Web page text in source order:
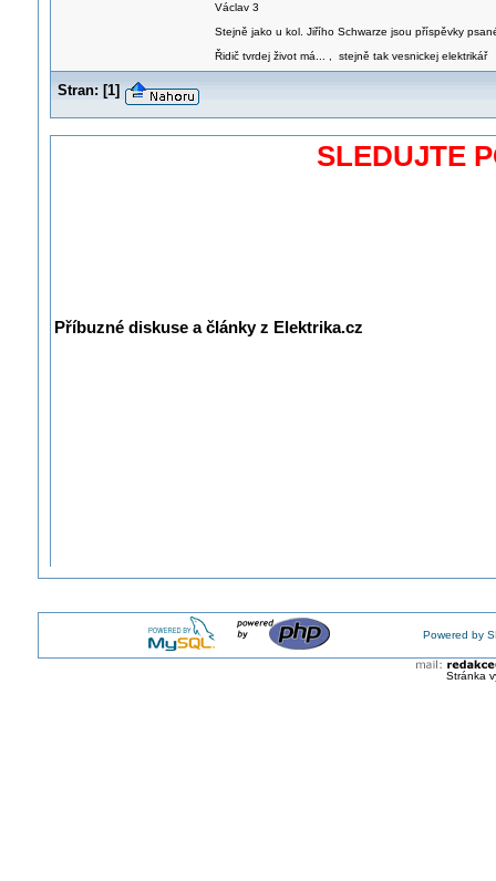
Václav 3
Stejně jako u kol. Jiřího Schwarze jsou příspěvky
Řidič tvrdej život má... , stejně tak vesnickej elektrikář
Stran: [1]
SLEDUJTE
Příbuzné diskuse a články z Elektrika.cz
Powered by
Stránka